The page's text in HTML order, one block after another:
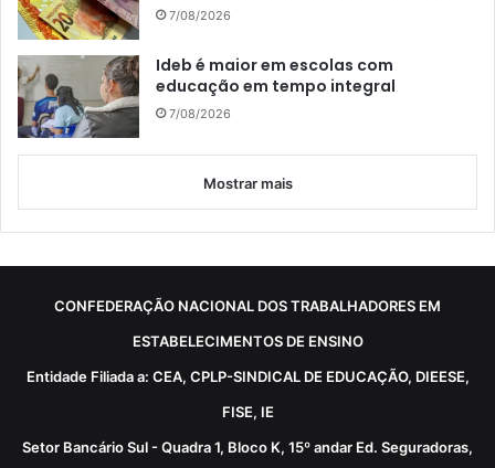
7/08/2026
Ideb é maior em escolas com
educação em tempo integral
7/08/2026
Mostrar mais
CONFEDERAÇÃO NACIONAL DOS TRABALHADORES EM
ESTABELECIMENTOS DE ENSINO
Entidade Filiada a: CEA, CPLP-SINDICAL DE EDUCAÇÃO, DIEESE,
FISE, IE
Setor Bancário Sul - Quadra 1, Bloco K, 15º andar Ed. Seguradoras,